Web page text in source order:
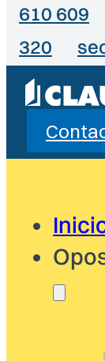
610 609
320